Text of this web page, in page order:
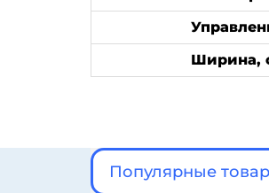
Ширина,
Популярные